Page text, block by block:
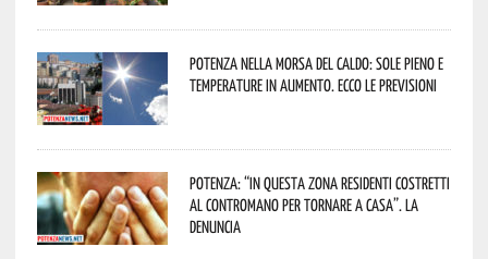
Potenza nella morsa del caldo: sole pieno e
temperature in aumento. Ecco le previsioni
Potenza: “In questa zona residenti costretti
al contromano per tornare a casa”. La
denuncia